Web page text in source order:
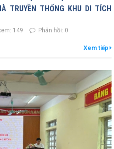
TRUYỀN THỐNG KHU DI TÍCH
149 Phản hồi: 0
Xem tiếp